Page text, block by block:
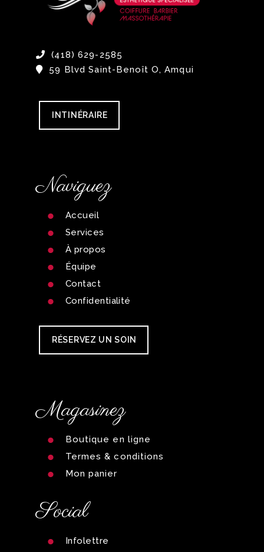
(418) 629-2585
59 Blvd Saint-Benoît O, Amqui
INTINÉRAIRE
Naviguez
Accueil
Services
À propos
Équipe
Contact
Confidentialité
RÉSERVEZ UN SOIN
Magasinez
Boutique en ligne
Termes & conditions
Mon panier
Social
Infolettre